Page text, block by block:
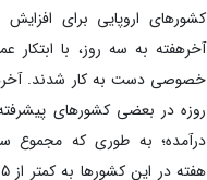
کشورهای اروپایی برای افزایش
آخرهفته به سه روز، با
خصوصی دست به کار شدند.
روزه در بعضی کشورهای
درآمده؛ به طوری که مجموع